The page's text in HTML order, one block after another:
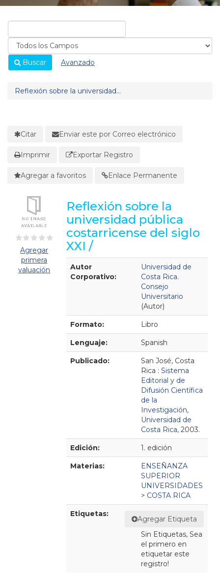
Buscar Avanzado
Reflexión sobre la universidad...
Citar Enviar este por Correo electrónico
Imprimir Exportar Registro
Agregar a favoritos Enlace Permanente
Agregar
primera
valuación
Reflexión sobre la
universidad pública
costarricense del siglo
XXI /
Detalles Bibliográficos
Autor
Corporativo:
Universidad de
Costa Rica.
Consejo
Universitario
(Autor)
Formato: Libro
Lenguaje: Spanish
Publicado:
San José, Costa
Rica : Sistema
Editorial y de
Difusión Científica
de la
Investigación,
Universidad de
Costa Rica, 2003.
Edición: 1. edición
Materias:
ENSEÑANZA
SUPERIOR
UNIVERSIDADES
> COSTA RICA
Etiquetas:
Agregar Etiqueta
Sin Etiquetas, Sea
el primero en
etiquetar este
registro!